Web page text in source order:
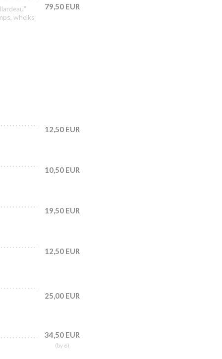
whelks
79,50 EUR
12,50 EUR
10,50 EUR
19,50 EUR
12,50 EUR
25,00 EUR
34,50 EUR
(by 6)